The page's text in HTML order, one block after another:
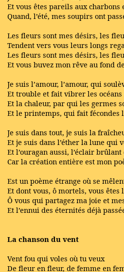
Et vous êtes pareils aux charbons
Quand, l’été, mes soupirs ont
Les fleurs sont mes désirs, les
Tendent vers vous leurs longs
Les fleurs sont mes désirs, les
Et vous buvez mon rêve au fond
Je suis l’amour, l’amour, qui
Et trouble et fait vibrer les océans
Et la chaleur, par qui les germes
Et le printemps, qui fait fécondes
Je suis dans tout, je suis la
Et je suis dans l’éther la lune qui
Et l’ouragan aussi, l’éclair
Car la création entière est mon
Est un poème étrange où se
Et dont vous, ô mortels, vous êtes
Ô vous qui partagez ma joie et
Et l’ennui des éternités déjà
La chanson du vent
Vent fou qui voles où tu veux
De fleur en fleur, de femme en